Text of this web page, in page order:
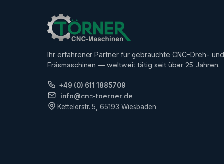
Ihr erfahrener Partner für gebrauchte CNC-Dreh- und
Fräsmaschinen — weltweit tätig seit über 25 Jahren.
+49 (0) 611 1885709
info@cnc-toerner.de
Kettelerstr. 5, 65193 Wiesbaden